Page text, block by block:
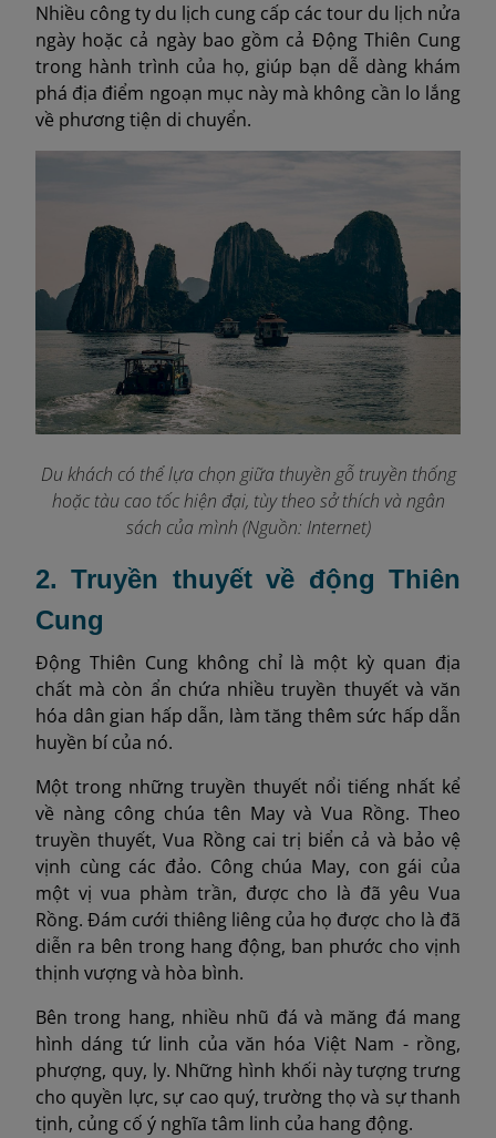
Nhiều công ty du lịch cung cấp các tour du lịch nửa
ngày hoặc cả ngày bao gồm cả Động Thiên Cung
trong hành trình của họ, giúp bạn dễ dàng khám
phá địa điểm ngoạn mục này mà không cần lo lắng
về phương tiện di chuyển.
Du khách có thể lựa chọn giữa thuyền gỗ truyền thống
hoặc tàu cao tốc hiện đại, tùy theo sở thích và ngân
sách của mình (Nguồn: Internet)
2. Truyền thuyết về động Thiên
Cung
Động Thiên Cung không chỉ là một kỳ quan địa
chất mà còn ẩn chứa nhiều truyền thuyết và văn
hóa dân gian hấp dẫn, làm tăng thêm sức hấp dẫn
huyền bí của nó.
Một trong những truyền thuyết nổi tiếng nhất kể
về nàng công chúa tên May và Vua Rồng. Theo
truyền thuyết, Vua Rồng cai trị biển cả và bảo vệ
vịnh cùng các đảo. Công chúa May, con gái của
một vị vua phàm trần, được cho là đã yêu Vua
Rồng. Đám cưới thiêng liêng của họ được cho là đã
diễn ra bên trong hang động, ban phước cho vịnh
thịnh vượng và hòa bình.
Bên trong hang, nhiều nhũ đá và măng đá mang
hình dáng tứ linh của văn hóa Việt Nam - rồng,
phượng, quy, ly. Những hình khối này tượng trưng
cho quyền lực, sự cao quý, trường thọ và sự thanh
tịnh, củng cố ý nghĩa tâm linh của hang động.